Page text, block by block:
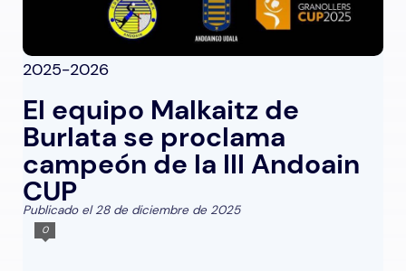
2025-2026
El equipo Malkaitz de
Burlata se proclama
campeón de la III Andoain
CUP
Publicado el 28 de diciembre de 2025
0